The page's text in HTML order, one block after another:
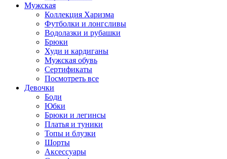
Мужская
Коллекция Харизма
Футболки и лонгсливы
Водолазки и рубашки
Брюки
Худи и кардиганы
Мужская обувь
Сертификаты
Посмотреть все
Девочки
Боди
Юбки
Брюки и легинсы
Платья и туники
Топы и блузки
Шорты
Аксессуары